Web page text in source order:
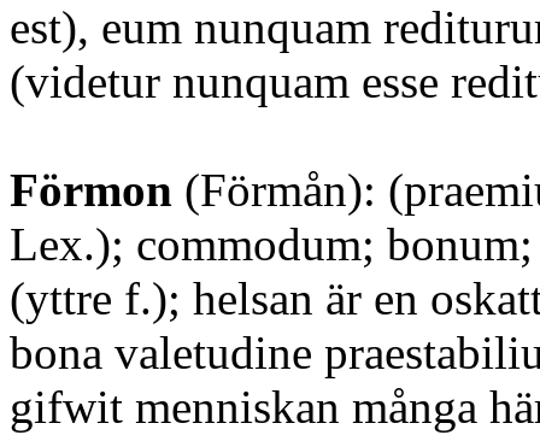
est), eum nunquam
(videtur nunquam esse
Förmon (Förmån):
Lex.); commodum;
(yttre f.); helsan är en
bona valetudine
gifwit menniskan många